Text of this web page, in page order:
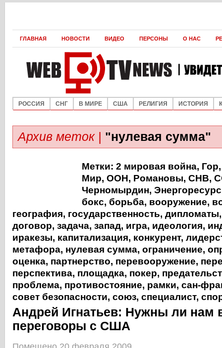
ГЛАВНАЯ НОВОСТИ ВИДЕО ПЕРСОНЫ О НАС
РОССИЯ СНГ В МИРЕ США РЕЛИГИЯ ИСТОРИЯ
Архив меток | "нулевая сумма"
Метки: 2 мировая война, Гор
Мир, ООН, Романовы, СНВ,
Черномырдин,
бокс, борьба, вооружение,
география, государственность, дипломаты
договор, задача, запад, игра, идеология,
иракезы, капитализация, конкурент,
метафора, нулевая сумма, ограничение,
оценка, партнерство, перевооружение,
перспектива, площадка, покер,
проблема, противостояние, рамки, сан-
совет безопасности, союз, специалист,
Андрей Игнатьев: Нужны ли нам
переговоры с США